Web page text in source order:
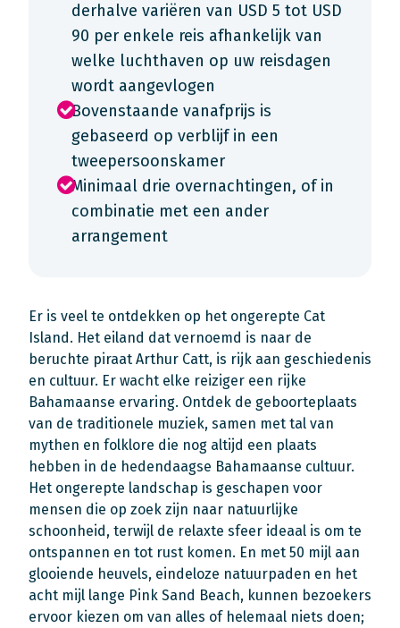
derhalve variëren van USD 5 tot USD
90 per enkele reis afhankelijk van
welke luchthaven op uw reisdagen
wordt aangevlogen
Bovenstaande vanafprijs is
gebaseerd op verblijf in een
tweepersoonskamer
Minimaal drie overnachtingen, of in
combinatie met een ander
arrangement
Er is veel te ontdekken op het ongerepte Cat
Island. Het eiland dat vernoemd is naar de
beruchte piraat Arthur Catt, is rijk aan geschiedenis
en cultuur. Er wacht elke reiziger een rijke
Bahamaanse ervaring. Ontdek de geboorteplaats
van de traditionele muziek, samen met tal van
mythen en folklore die nog altijd een plaats
hebben in de hedendaagse Bahamaanse cultuur.
Het ongerepte landschap is geschapen voor
mensen die op zoek zijn naar natuurlijke
schoonheid, terwijl de relaxte sfeer ideaal is om te
ontspannen en tot rust komen. En met 50 mijl aan
glooiende heuvels, eindeloze natuurpaden en het
acht mijl lange Pink Sand Beach, kunnen bezoekers
ervoor kiezen om van alles of helemaal niets doen;